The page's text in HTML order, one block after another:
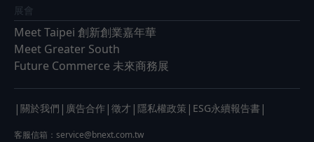
展會
Meet Taipei 創新創業嘉年華
Meet Greater South
Future Commerce 未來商務展
| 關於我們 | 廣告合作 | 徵才 | 隱私權政策 | ESG永續報告書 |
客服信箱： service@bnext.com.tw